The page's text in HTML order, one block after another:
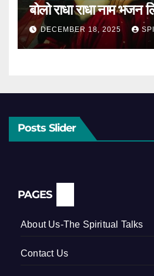
बोलो राधा राधा नाम भजन
DECEMBER 18, 2025
Posts Slider
PAGES
About Us-The Spiritual Talks
Contact Us